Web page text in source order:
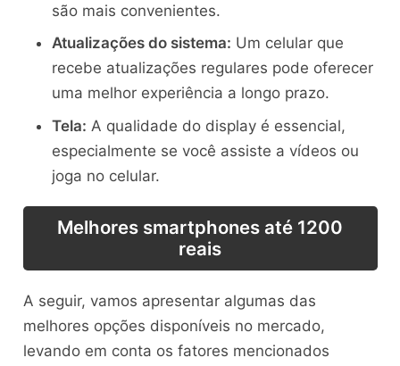
são mais convenientes.
Atualizações do sistema: Um celular que
recebe atualizações regulares pode oferecer
uma melhor experiência a longo prazo.
Tela: A qualidade do display é essencial,
especialmente se você assiste a vídeos ou
joga no celular.
Melhores smartphones até 1200
reais
A seguir, vamos apresentar algumas das
melhores opções disponíveis no mercado,
levando em conta os fatores mencionados